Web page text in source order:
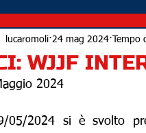
WJJF
lucaromoli 24 mag 2024 Tempo
2024
05/2024 si è svolto